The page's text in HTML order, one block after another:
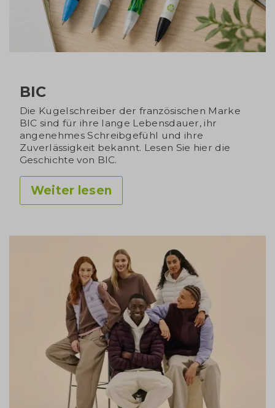
BIC
Die Kugelschreiber der französischen Marke
BIC sind für ihre lange Lebensdauer, ihr
angenehmes Schreibgefühl und ihre
Zuverlässigkeit bekannt. Lesen Sie hier die
Geschichte von BIC.
Weiter lesen